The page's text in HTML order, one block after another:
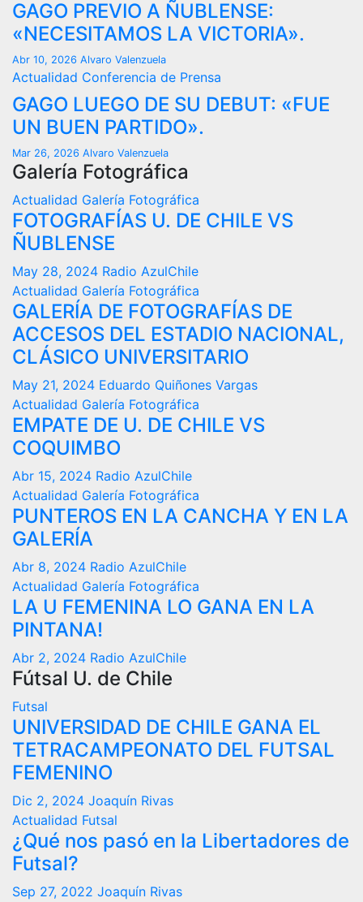
GAGO PREVIO A ÑUBLENSE:
«NECESITAMOS LA VICTORIA».
Abr 10, 2026 Alvaro Valenzuela
Actualidad Conferencia de Prensa
GAGO LUEGO DE SU DEBUT: «FUE
UN BUEN PARTIDO».
Mar 26, 2026 Alvaro Valenzuela
Galería Fotográfica
Actualidad Galería Fotográfica
FOTOGRAFÍAS U. DE CHILE VS
ÑUBLENSE
May 28, 2024 Radio AzulChile
Actualidad Galería Fotográfica
GALERÍA DE FOTOGRAFÍAS DE
ACCESOS DEL ESTADIO NACIONAL,
CLÁSICO UNIVERSITARIO
May 21, 2024 Eduardo Quiñones Vargas
Actualidad Galería Fotográfica
EMPATE DE U. DE CHILE VS
COQUIMBO
Abr 15, 2024 Radio AzulChile
Actualidad Galería Fotográfica
PUNTEROS EN LA CANCHA Y EN LA
GALERÍA
Abr 8, 2024 Radio AzulChile
Actualidad Galería Fotográfica
LA U FEMENINA LO GANA EN LA
PINTANA!
Abr 2, 2024 Radio AzulChile
Fútsal U. de Chile
Futsal
UNIVERSIDAD DE CHILE GANA EL
TETRACAMPEONATO DEL FUTSAL
FEMENINO
Dic 2, 2024 Joaquín Rivas
Actualidad Futsal
¿Qué nos pasó en la Libertadores de
Futsal?
Sep 27, 2022 Joaquín Rivas